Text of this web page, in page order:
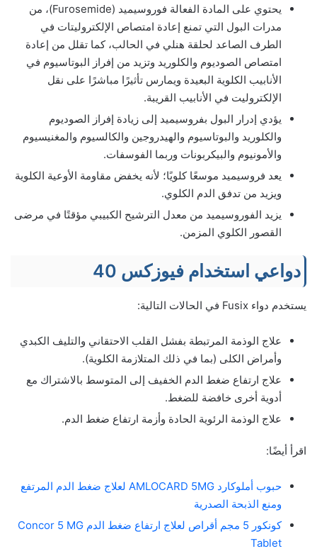
يحتوي على المادة الفعالة فوروسيميد (Furosemide)، من
مدرات البول التي تمنع إعادة امتصاص الإلكتروليتات في
الطرف الصاعد لحلقة هنلي في الحالب، كما تقلل من إعادة
امتصاص الصوديوم والكلوريد وتزيد من إفراز البوتاسيوم في
الأنابيب الكلوية البعيدة ويمارس تأثيرًا مباشرًا على نقل
الإلكتروليت في الأنابيب القريبة.
يؤدي إدرار البول بفروسيميد إلى زيادة إفراز الصوديوم
والكلوريد والبوتاسيوم والهيدروجين والكالسيوم والمغنيسيوم
والأمونيوم والبيكربونات وربما الفوسفات.
يعد فروسيميد موسعًا كلويًا؛ لأنه يخفض مقاومة الأوعية الكلوية
ويزيد من تدفق الدم الكلوي.
يزيد الفوروسيميد من معدل الترشيح الكبيبي مؤقتًا في مرضى
القصور الكلوي المزمن.
دواعي استخدام فيوزكس 40
يستخدم دواء Fusix في الحالات التالية:
علاج الوذمة المرتبطة بفشل القلب الاحتقاني والتليف الكبدي
وأمراض الكلى (بما في ذلك المتلازمة الكلوية).
علاج ارتفاع ضغط الدم الخفيف إلى المتوسط​​ بالاشتراك مع
أدوية أخرى خافضة للضغط.
علاج الوذمة الرئوية الحادة وأزمة ارتفاع ضغط الدم.
اقرأ أيضًا:
حبوب أملوكارد AMLOCARD 5MG لعلاج ضغط الدم المرتفع
ومنع الذبحة الصدرية
كونكور 5 مجم أقراص لعلاج ارتفاع ضغط الدم Concor 5 MG
Tablet